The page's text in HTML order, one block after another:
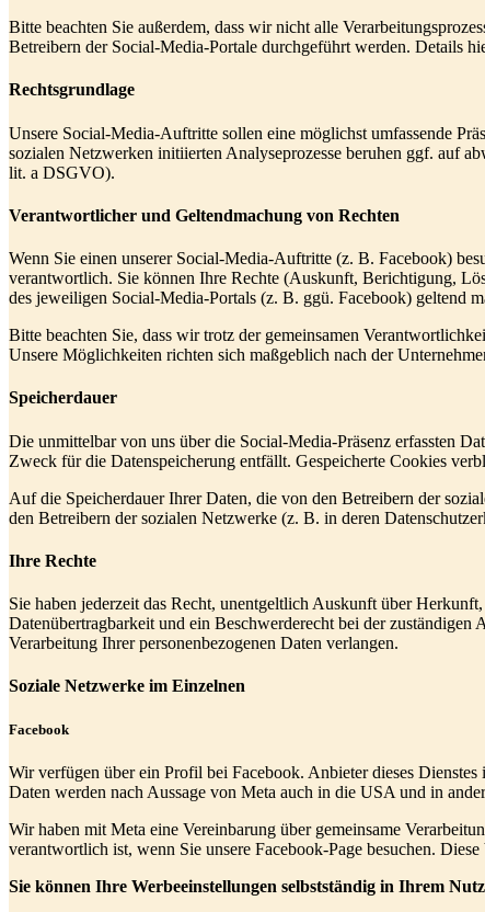
Bitte beachten Sie außerdem, dass wir nicht alle
Betreibern der Social-Media-Portale durchgeführt werden. Details
Rechtsgrundlage
Unsere Social-Media-Auftritte sollen eine möglichst umfassende
sozialen Netzwerken initiierten Analyseprozesse beruhen ggf. auf
lit. a DSGVO).
Verantwortlicher und Geltendmachung von Rechten
Wenn Sie einen unserer Social-Media-Auftritte (z. B. Facebook)
verantwortlich. Sie können Ihre Rechte (Auskunft, Berichtigung,
des jeweiligen Social-Media-Portals (z. B. ggü. Facebook) geltend
Bitte beachten Sie, dass wir trotz der gemeinsamen
Unsere Möglichkeiten richten sich maßgeblich nach der
Speicherdauer
Die unmittelbar von uns über die Social-Media-Präsenz erfassten
Zweck für die Datenspeicherung entfällt. Gespeicherte Cookies
Auf die Speicherdauer Ihrer Daten, die von den Betreibern der
den Betreibern der sozialen Netzwerke (z. B. in deren
Ihre Rechte
Sie haben jederzeit das Recht, unentgeltlich Auskunft über
Datenübertragbarkeit und ein Beschwerderecht bei der
Verarbeitung Ihrer personenbezogenen Daten verlangen.
Soziale Netzwerke im Einzelnen
Facebook
Wir verfügen über ein Profil bei Facebook. Anbieter dieses
Daten werden nach Aussage von Meta auch in die USA und in
Wir haben mit Meta eine Vereinbarung über gemeinsame
verantwortlich ist, wenn Sie unsere Facebook-Page besuchen.
Sie können Ihre Werbeeinstellungen selbstständig in Ihrem